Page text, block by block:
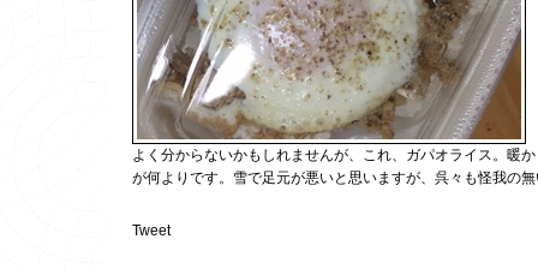
よく分からないかもしれませんが、これ、ガパオライス。暖
が何よりです。雪で足元が悪いと思いますが、呉々も怪我の
Tweet